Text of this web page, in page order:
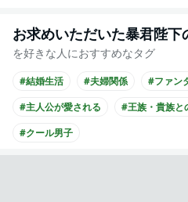
お求めいただいた暴君陛
を好きな人におすすめなタグ
#結婚生活 #夫婦関係 #ファン
#主人公が愛される
#王族・貴族と
#クール男子